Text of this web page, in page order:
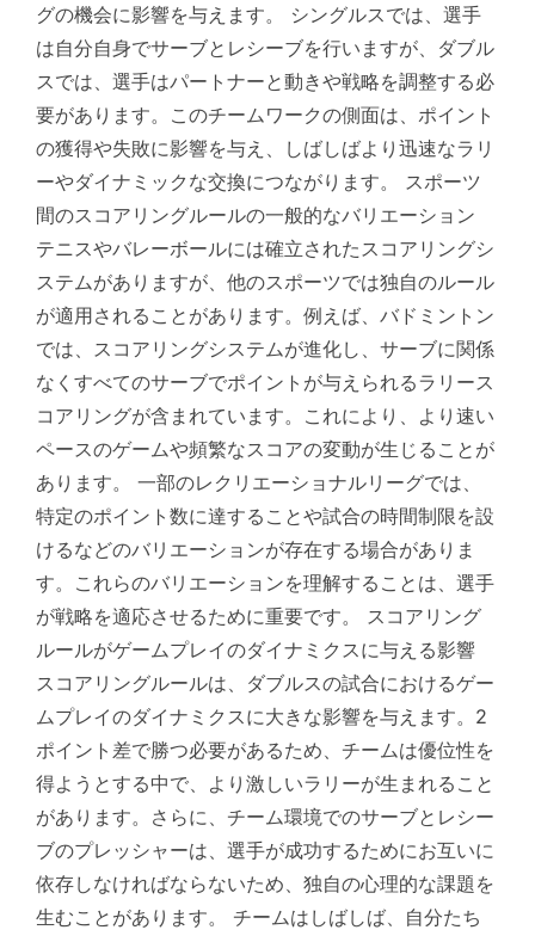
グの機会に影響を与えます。 シングルスでは、選手
は自分自身でサーブとレシーブを行いますが、ダブル
スでは、選手はパートナーと動きや戦略を調整する必
要があります。このチームワークの側面は、ポイント
の獲得や失敗に影響を与え、しばしばより迅速なラリ
ーやダイナミックな交換につながります。 スポーツ
間のスコアリングルールの一般的なバリエーション
テニスやバレーボールには確立されたスコアリングシ
ステムがありますが、他のスポーツでは独自のルール
が適用されることがあります。例えば、バドミントン
では、スコアリングシステムが進化し、サーブに関係
なくすべてのサーブでポイントが与えられるラリース
コアリングが含まれています。これにより、より速い
ペースのゲームや頻繁なスコアの変動が生じることが
あります。 一部のレクリエーショナルリーグでは、
特定のポイント数に達することや試合の時間制限を設
けるなどのバリエーションが存在する場合がありま
す。これらのバリエーションを理解することは、選手
が戦略を適応させるために重要です。 スコアリング
ルールがゲームプレイのダイナミクスに与える影響
スコアリングルールは、ダブルスの試合におけるゲー
ムプレイのダイナミクスに大きな影響を与えます。2
ポイント差で勝つ必要があるため、チームは優位性を
得ようとする中で、より激しいラリーが生まれること
があります。さらに、チーム環境でのサーブとレシー
ブのプレッシャーは、選手が成功するためにお互いに
依存しなければならないため、独自の心理的な課題を
生むことがあります。 チームはしばしば、自分たち